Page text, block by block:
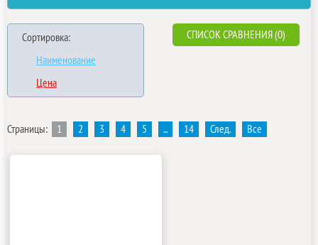
Сортировка:
Наименование
Цена
СПИСОК СРАВНЕНИЯ (0)
Страницы: 1 2 3 4 5 ... 14 След. Все